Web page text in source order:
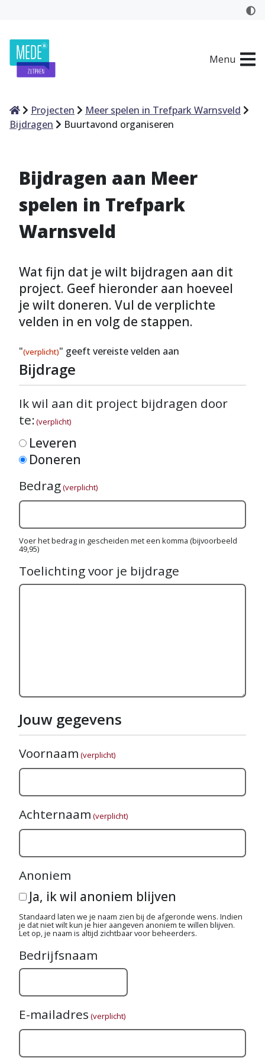
Menu
HomeProjecten
Meer spelen in Trefpark Warnsveld
Bijdragen
Buurtavond organiseren
Bijdragen aan Meer
spelen in Trefpark
Warnsveld
Wat fijn dat je wilt bijdragen aan dit
project. Geef hieronder aan hoeveel
je wilt doneren. Vul de verplichte
velden in en volg de stappen.
"(verplicht)" geeft vereiste velden aan
Bijdrage
Ik wil aan dit project bijdragen door
te:(verplicht)
Leveren
Doneren
Bedrag(verplicht)
Voer het bedrag in gescheiden met een komma (bijvoorbeeld
49,95)
Toelichting voor je bijdrage
Jouw gegevens
Voornaam (verplicht)
Achternaam (verplicht)
Anoniem
Ja, ik wil anoniem blijven
Standaard laten we je naam zien bij de afgeronde wens. Indien
je dat niet wilt kun je hier aangeven anoniem te willen blijven.
Let op, je naam is altijd zichtbaar voor beheerders.
Bedrijfsnaam
E-mailadres (verplicht)